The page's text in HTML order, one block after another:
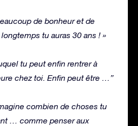
de bonheur et de
tu auras 30 ans ! »
tu peut enfin rentrer à
chez toi. Enfin peut être …”
combien de choses tu
… comme penser aux